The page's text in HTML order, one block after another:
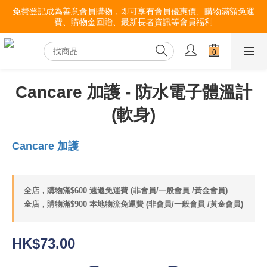
免費登記成為善意會員購物，即可享有會員優惠價、購物滿額免運
費、購物金回贈、最新長者資訊等會員福利
Cancare 加護 - 防水電子體溫計
(軟身)
Cancare 加護
全店，購物滿$600 速遞免運費 (非會員/一般會員 /黃金會員)
全店，購物滿$900 本地物流免運費 (非會員/一般會員 /黃金會員)
HK$73.00